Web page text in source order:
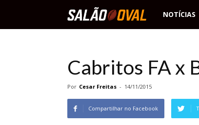
Salão
NOTÍCIAS
Cabritos FA x
Por Cesar Freitas - 14/11/2015
Compartilhar no Facebook